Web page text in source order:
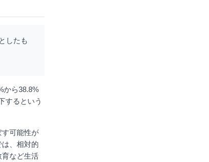
したも
から38.8%
するという
可能性が
、相対的
など生活